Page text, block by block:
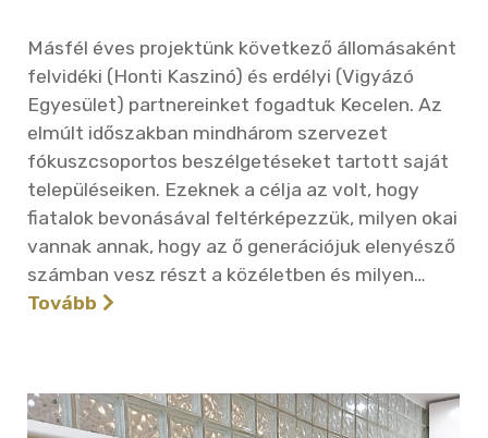
Másfél éves projektünk következő állomásaként
felvidéki (Honti Kaszinó) és erdélyi (Vigyázó
Egyesület) partnereinket fogadtuk Kecelen. Az
elmúlt időszakban mindhárom szervezet
fókuszcsoportos beszélgetéseket tartott saját
településeiken. Ezeknek a célja az volt, hogy
fiatalok bevonásával feltérképezzük, milyen okai
vannak annak, hogy az ő generációjuk elenyésző
számban vesz részt a közéletben és milyen…
Tovább